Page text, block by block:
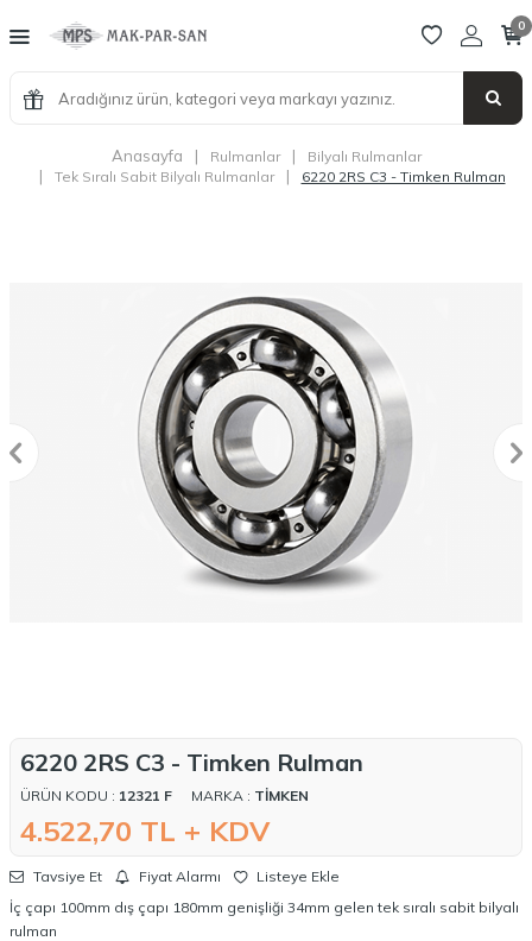
0
Anasayfa | Rulmanlar | Bilyalı Rulmanlar
| Tek Sıralı Sabit Bilyalı Rulmanlar | 6220 2RS C3 - Timken Rulman
6220 2RS C3 - Timken Rulman
ÜRÜN KODU : 12321 F MARKA : TIMKEN
4.522,70 TL + KDV
Tavsiye Et Fiyat Alarmı
Listeye Ekle
İç çapı 100mm dış çapı 180mm genişliği 34mm gelen tek sıralı sabit bilyalı
rulman